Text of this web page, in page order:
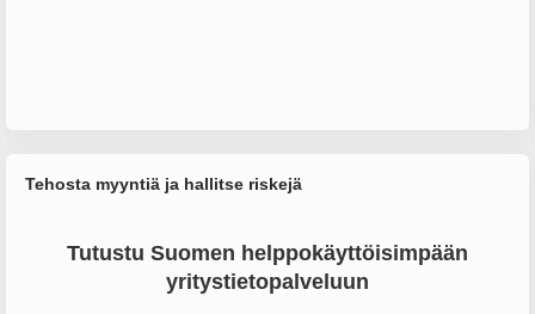
Tehosta myyntiä ja hallitse riskejä
Tutustu Suomen helppokäyttöisimpään
yritystietopalveluun